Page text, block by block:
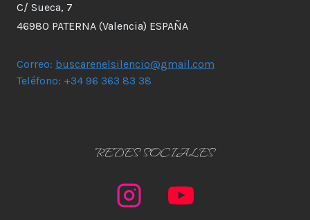
C/ Sueca, 7
46980 PATERNA (Valencia) ESPAÑA
Correo: buscarenelsilencio@gmail.com
Teléfono: +34 96 363 83 38
REDES SOCIALES